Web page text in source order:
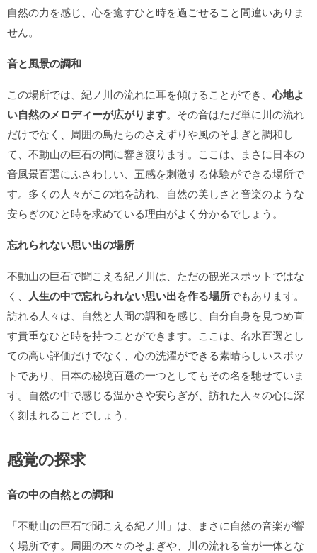
自然の力を感じ、心を癒すひと時を過ごせること間違いありま
せん。
音と風景の調和
この場所では、紀ノ川の流れに耳を傾けることができ、心地よ
い自然のメロディーが広がります。その音はただ単に川の流れ
だけでなく、周囲の鳥たちのさえずりや風のそよぎと調和し
て、不動山の巨石の間に響き渡ります。ここは、まさに日本の
音風景百選にふさわしい、五感を刺激する体験ができる場所で
す。多くの人々がこの地を訪れ、自然の美しさと音楽のような
安らぎのひと時を求めている理由がよく分かるでしょう。
忘れられない思い出の場所
不動山の巨石で聞こえる紀ノ川は、ただの観光スポットではな
く、 人生の中で忘れられない思い出を作る場所でもあります。
訪れる人々は、自然と人間の調和を感じ、自分自身を見つめ直
す貴重なひと時を持つことができます。ここは、名水百選とし
ての高い評価だけでなく、心の洗濯ができる素晴らしいスポッ
トであり、日本の秘境百選の一つとしてもその名を馳せていま
す。自然の中で感じる温かさや安らぎが、訪れた人々の心に深
く刻まれることでしょう。
感覚の探求
音の中の自然との調和
「不動山の巨石で聞こえる紀ノ川」は、まさに自然の音楽が響
く場所です。周囲の木々のそよぎや、川の流れる音が一体とな